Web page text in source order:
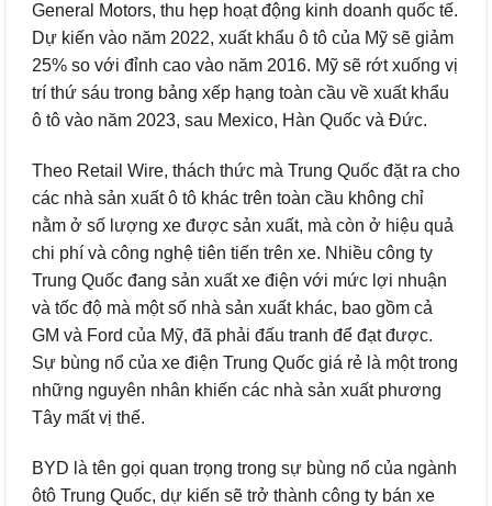
General Motors, thu hẹp hoạt động kinh doanh quốc tế.
Dự kiến ​​vào năm 2022, xuất khẩu ô tô của Mỹ sẽ giảm
25% so với đỉnh cao vào năm 2016. Mỹ sẽ rớt xuống vị
trí thứ sáu trong bảng xếp hạng toàn cầu về xuất khẩu
ô tô vào năm 2023, sau Mexico, Hàn Quốc và Đức.
Theo Retail Wire, thách thức mà Trung Quốc đặt ra cho
các nhà sản xuất ô tô khác trên toàn cầu không chỉ
nằm ở số lượng xe được sản xuất, mà còn ở hiệu quả
chi phí và công nghệ tiên tiến trên xe. Nhiều công ty
Trung Quốc đang sản xuất xe điện với mức lợi nhuận
và tốc độ mà một số nhà sản xuất khác, bao gồm cả
GM và Ford của Mỹ, đã phải đấu tranh để đạt được.
Sự bùng nổ của xe điện Trung Quốc giá rẻ là một trong
những nguyên nhân khiến các nhà sản xuất phương
Tây mất vị thế.
BYD là tên gọi quan trọng trong sự bùng nổ của ngành
ôtô Trung Quốc, dự kiến sẽ trở thành công ty bán xe